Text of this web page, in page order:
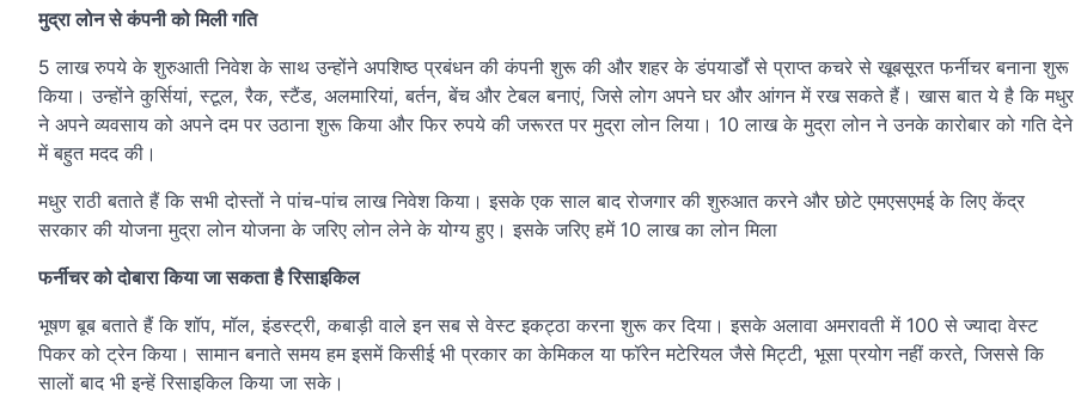
मुद्रा लोन से कंपनी को मिली गति
5 लाख रुपये के शुरुआती निवेश के साथ उन्होंने अपशिष्ठ प्रबंधन की कंपनी शुरू की और शहर के डंपयार्डों से प्राप्त कचरे से खूबसूरत फर्नीचर बनाना शुरू
किया। उन्होंने कुर्सियां, स्टूल, रैक, स्टैंड, अलमारियां, बर्तन, बेंच और टेबल बनाएं, जिसे लोग अपने घर और आंगन में रख सकते हैं। खास बात ये है कि मधुर
ने अपने व्यवसाय को अपने दम पर उठाना शुरू किया और फिर रुपये की जरूरत पर मुद्रा लोन लिया। 10 लाख के मुद्रा लोन ने उनके कारोबार को गति देने
में बहुत मदद की।
मधुर राठी बताते हैं कि सभी दोस्तों ने पांच-पांच लाख निवेश किया। इसके एक साल बाद रोजगार की शुरुआत करने और छोटे एमएसएमई के लिए केंद्र
सरकार की योजना मुद्रा लोन योजना के जरिए लोन लेने के योग्य हुए। इसके जरिए हमें 10 लाख का लोन मिला
फर्नीचर को दोबारा किया जा सकता है रिसाइकिल
भूषण बूब बताते हैं कि शॉप, मॉल, इंडस्ट्री, कबाड़ी वाले इन सब से वेस्ट इकट्ठा करना शुरू कर दिया। इसके अलावा अमरावती में 100 से ज्यादा वेस्ट
पिकर को ट्रेन किया। सामान बनाते समय हम इसमें किसीई भी प्रकार का केमिकल या फॉरेन मटेरियल जैसे मिट्टी, भूसा प्रयोग नहीं करते, जिससे कि
सालों बाद भी इन्हें रिसाइकिल किया जा सके।